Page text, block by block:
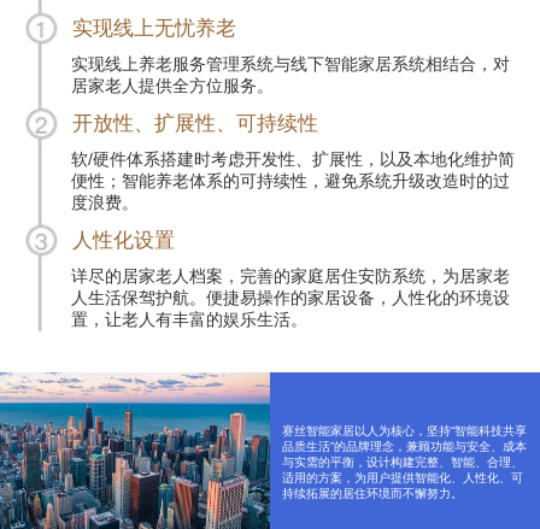
实现线上无忧养老
实现线上养老服务管理系统与线下智能家居系统相结合，对
居家老人提供全方位服务。
开放性、扩展性、可持续性
软/硬件体系搭建时考虑开发性、扩展性，以及本地化维护简
便性；智能养老体系的可持续性，避免系统升级改造时的过
度浪费。
人性化设置
详尽的居家老人档案，完善的家庭居住安防系统，为居家老
人生活保驾护航。便捷易操作的家居设备，人性化的环境设
置，让老人有丰富的娱乐生活。
赛丝智能家居以人为核心，坚持“智能科技共享
品质生活”的品牌理念，兼顾功能与安全、成本
与实需的平衡，设计构建完整、智能、合理、
适用的方案，为用户提供智能化、人性化、可
持续拓展的居住环境而不懈努力。